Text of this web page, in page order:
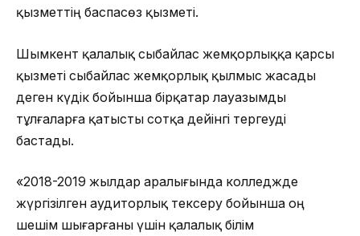
қызметтің баспасөз қызметі.
Шымкент қалалық сыбайлас жемқорлыққа қарсы
қызметі сыбайлас жемқорлық қылмыс жасады
деген күдік бойынша бірқатар лауазымды
тұлғаларға қатысты сотқа дейінгі тергеуді
бастады.
«2018-2019 жылдар аралығында колледжде
жүргізілген аудиторлық тексеру бойынша оң
шешім шығарғаны үшін қалалық білім